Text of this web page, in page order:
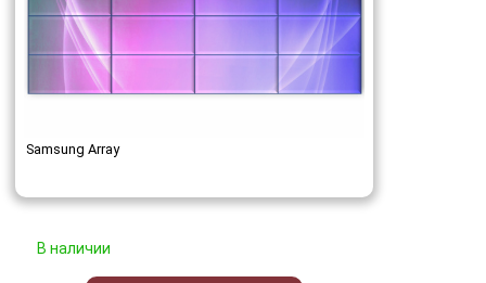
Samsung Array
В наличии